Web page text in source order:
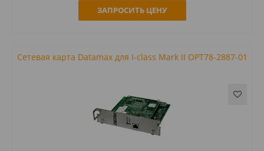
ЗАПРОСИТЬ ЦЕНУ
Сетевая карта Datamax для I-class Mark II OPT78-2887-01